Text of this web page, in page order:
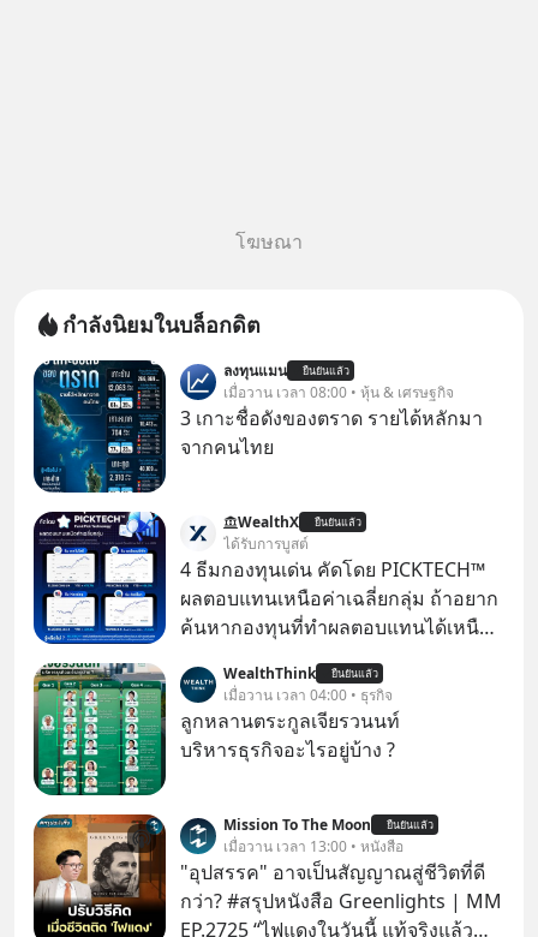
โฆษณา
กำลังนิยมในบล็อกดิต
ลงทุนแมน ยืนยันแล้ว
เมื่อวาน เวลา 08:00 • หุ้น & เศรษฐกิจ
3 เกาะชื่อดังของตราด รายได้หลักมา
จากคนไทย
WealthX ยืนยันแล้ว
ได้รับการบูสต์
4 ธีมกองทุนเด่น คัดโดย PICKTECH™
ผลตอบแทนเหนือค่าเฉลี่ยกลุ่ม ถ้าอยาก
ค้นหากองทุนที่ทำผลตอบแทนได้เหนือ
ค้นหาข้อมูลและวิเคราะห์เองให้เสีย
เวลา แค่ใช้ PICKTECH™ บนแอป
WealthX ช่วยคัดกองทุนเด่นให้ได้
WealthThink ยืนยันแล้ว
เมื่อวาน เวลา 04:00 • ธุรกิจ
ลูกหลานตระกูลเจียรวนนท์
บริหารธุรกิจอะไรอยู่บ้าง ?
Mission To The Moon ยืนยันแล้ว
เมื่อวาน เวลา 13:00 • หนังสือ
"อุปสรรค" อาจเป็นสัญญาณสู่ชีวิตที่ดี
กว่า? #สรุปหนังสือ Greenlights | MM
EP.2725 “ไฟแดงในวันนี้ แท้จริงแล้ว